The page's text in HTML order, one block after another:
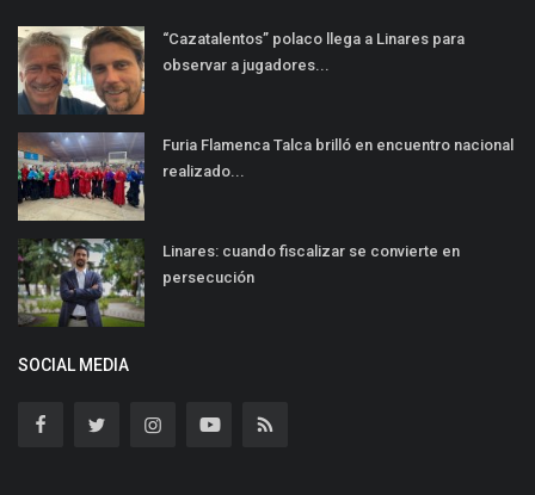
“Cazatalentos” polaco llega a Linares para
observar a jugadores...
Furia Flamenca Talca brilló en encuentro nacional
realizado...
Linares: cuando fiscalizar se convierte en
persecución
SOCIAL MEDIA